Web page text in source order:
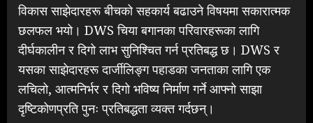
विकास साझेदारहरू बीचको सहकार्य बढाउने विषयमा सकारात्मक
छलफल भयो। DWS चिया बगानका परिवारहरूका लागि
दीर्घकालीन र दिगो लाभ सुनिश्चित गर्न प्रतिबद्ध छ। DWS र
यसका साझेदारहरू दार्जीलिङ्ग पहाडका जनताका लागि एक
लचिलो, आत्मनिर्भर र दिगो भविष्य निर्माण गर्ने आफ्नो साझा
दृष्टिकोणप्रति पुनः प्रतिबद्धता व्यक्त गर्दछन्।